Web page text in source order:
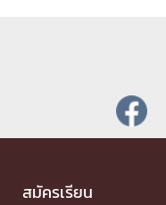
สมัครเรียน